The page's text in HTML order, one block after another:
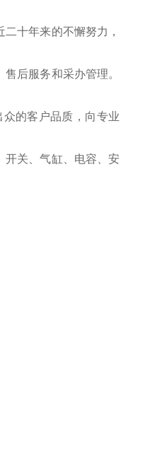
十年来的不懈努力，
后服务和采办管理。
的客户品质，向专业
开关、气缸、电容、安